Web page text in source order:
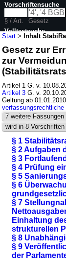
Start >Inhalt
Gesetz zur
zur
Artikel 1 G. v.
Artikel 3 G. v.
Geltung ab
7 weitere Fassungen
wird in 8
§ 1
§ 2 Aufgaben
§ 3
§ 4 Prüfung
§ 5
§ 6
§ 7
Einhaltung
strukturellen
§ 8
§ 9
der
Vorschriftensuche
§ / Art.
Gesetz
Volltextsuche
nur in StabiRatG